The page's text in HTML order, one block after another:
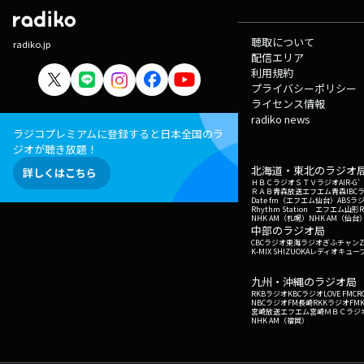
radiko.jp
ラジコプレミアムに登録すると日本全国のラ
ジオが聴き放題！
詳しくはこちら
聴取について
配信エリア
利用規約
プライバシーポリシー
ライセンス情報
radiko news
北海道・東北のラジオ
ＨＢＣラジオＳＴＶラジオAIR-G'
ＲＡＢ青森放送エフエム青森IBC
Date fm（エフエム仙台） ABSラ
Rhythm Station エフエム山形
NHK AM（札幌） NHK AM（仙台
中部のラジオ局
CBCラジオ東海ラジオぎふチャン
K-MIX SHIZUOKAレディオキュー
九州・沖縄のラジオ局
RKBラジオKBCラジオLOVE FM
NBCラジオFM長崎RKKラジオ
宮崎放送エフエム宮崎ＭＢＣラジ
NHK AM（福岡）